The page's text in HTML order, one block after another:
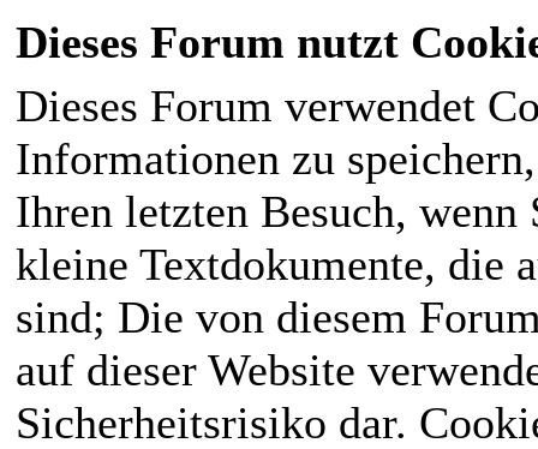
Dieses Forum nutzt
Dieses Forum verwendet
Informationen zu
Ihren letzten Besuch,
kleine Textdokumente, die
sind; Die von diesem
auf dieser Website
Sicherheitsrisiko dar.